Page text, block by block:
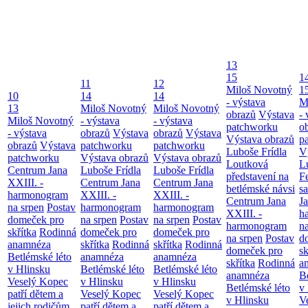
10
13
Miloš Novotný
- výstava
obrazů Výstava
patchworku
Centrum Jana
XXIII. -
harmonogram
na srpen Postav
domeček pro
skřítka Rodinná
anamnéza
Betlémské léto
v Hlinsku
Veselý Kopec
patří dětem a
11
14
Miloš Novotný
- výstava
obrazů Výstava
patchworku
Výstava obrazů
Luboše Frídla
Centrum Jana
XXIII. -
harmonogram
na srpen Postav
domeček pro
skřítka Rodinná
anamnéza
Betlémské léto
v Hlinsku
Veselý Kopec
12
14
Miloš Novotný
- výstava
obrazů Výstava
patchworku
Výstava obrazů
Luboše Frídla
Centrum Jana
XXIII. -
harmonogram
na srpen Postav
domeček pro
skřítka Rodinná
anamnéza
Betlémské léto
v Hlinsku
Veselý Kopec
13
15
Miloš Novotný
- výstava
obrazů Výstava
patchworku
Výstava obrazů
Luboše Frídla
Loutková
představení na
betlémské návsi
Centrum Jana
XXIII. -
harmonogram
na srpen Postav
domeček pro
skřítka Rodinná
anamnéza
Betlémské léto
v Hlinsku
-
v